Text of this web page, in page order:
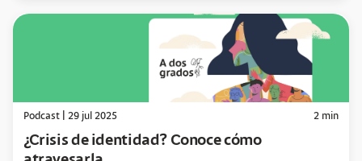
Podcast 29 jul 2025 2 min
¿Crisis de identidad? Conoce cómo